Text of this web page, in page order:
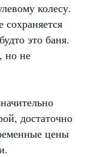
колесу.
сохраняется
это баня.
но не
достаточно
цены